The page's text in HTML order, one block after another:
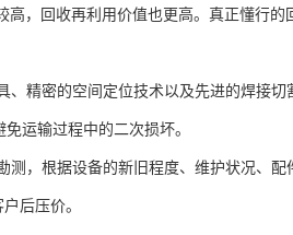
，回收再利用价值也更高。真正懂行的
、精密的空间定位技术以及先进的焊接切
运输过程中的二次损坏。
测，根据设备的新旧程度、维护状况、配
后压价。